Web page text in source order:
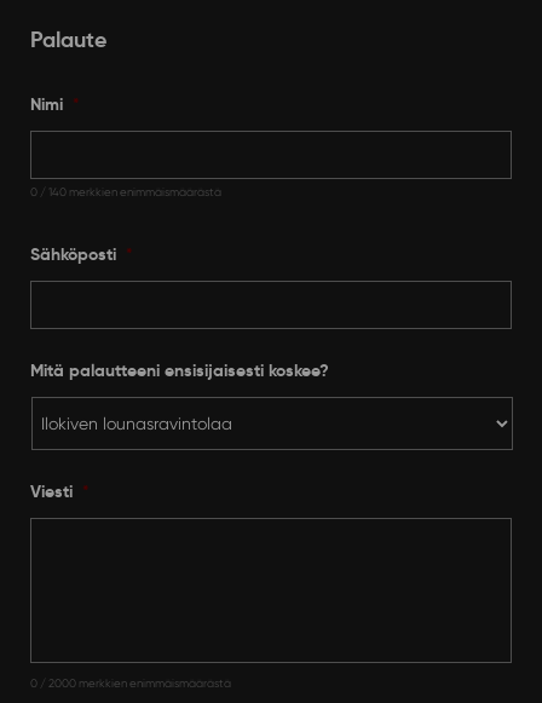
Palaute
Nimi *
0 / 140 merkkien enimmäismäärästä
Sähköposti *
Mitä palautteeni ensisijaisesti koskee?
Viesti *
0 / 2000 merkkien enimmäismäärästä